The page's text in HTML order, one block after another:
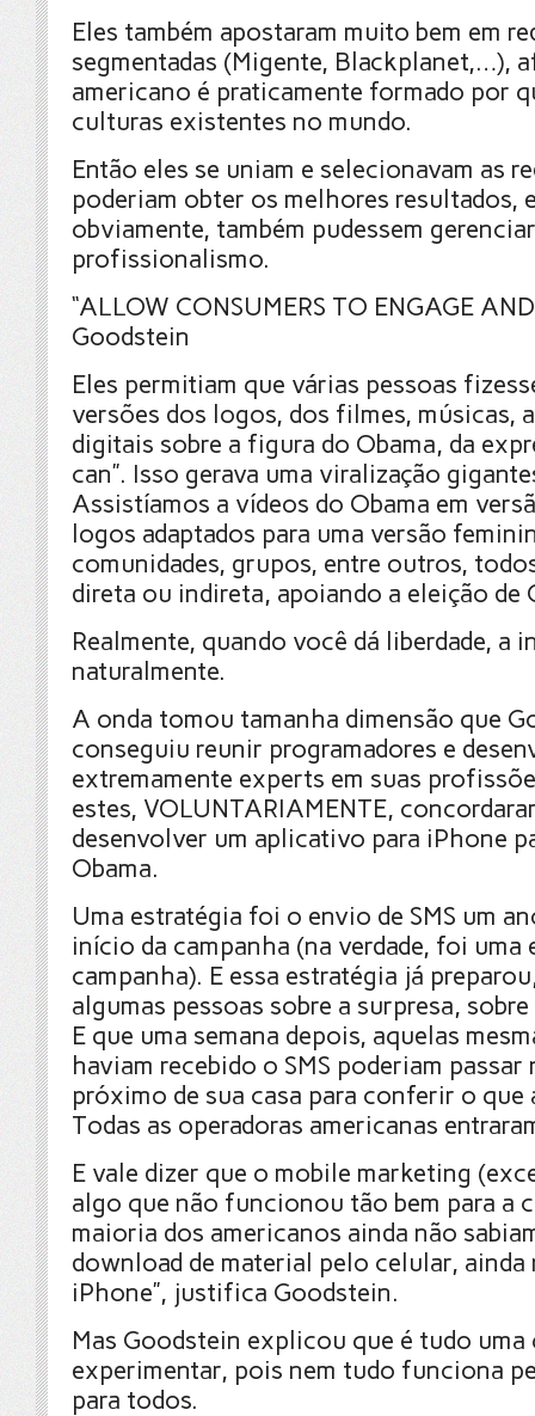
Eles também apostaram muito bem em
segmentadas (Migente, Blackplanet,…),
americano é praticamente formado por
culturas existentes no mundo.
Então eles se uniam e selecionavam as
poderiam obter os melhores resultados,
obviamente, também pudessem
profissionalismo.
“ALLOW CONSUMERS TO ENGAGE
Goodstein
Eles permitiam que várias pessoas
versões dos logos, dos filmes, músicas,
digitais sobre a figura do Obama, da
can”. Isso gerava uma viralização
Assistíamos a vídeos do Obama em
logos adaptados para uma versão
comunidades, grupos, entre outros,
direta ou indireta, apoiando a eleição de
Realmente, quando você dá liberdade, a
naturalmente.
A onda tomou tamanha dimensão que
conseguiu reunir programadores e
extremamente experts em suas
estes, VOLUNTARIAMENTE,
desenvolver um aplicativo para iPhone
Obama.
Uma estratégia foi o envio de SMS um
início da campanha (na verdade, foi uma
campanha). E essa estratégia já
algumas pessoas sobre a surpresa,
E que uma semana depois, aquelas
haviam recebido o SMS poderiam
próximo de sua casa para conferir o que
Todas as operadoras americanas
E vale dizer que o mobile marketing
algo que não funcionou tão bem para a
maioria dos americanos ainda não
download de material pelo celular,
iPhone”, justifica Goodstein.
Mas Goodstein explicou que é tudo uma
experimentar, pois nem tudo funciona
para todos.